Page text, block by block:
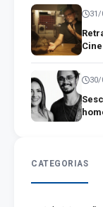
31/
30/
CATEGORIAS